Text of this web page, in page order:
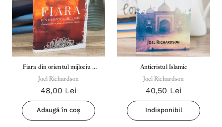
Fiara din orientul mijlociu -
Joel Richardson
Joel Richardson
48,00 Lei
Adaugă în coș
Anticristul Islamic
Joel Richardson
40,50 Lei
Indisponibil